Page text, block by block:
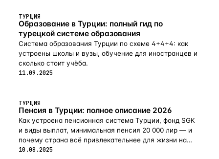
ТУРЦИЯ
Образование в Турции: полный гид по
турецкой системе образования
Система образования Турции по схеме 4+4+4: как
устроены школы и вузы, обучение для иностранцев и
сколько стоит учёба.
11.09.2025
ТУРЦИЯ
Пенсия в Турции: полное описание 2026
Как устроена пенсионная система Турции, фонд SGK
и виды выплат, минимальная пенсия 20 000 лир — и
почему страна всё привлекательнее для жизни на
пенсии в 2026-м.
10.08.2025